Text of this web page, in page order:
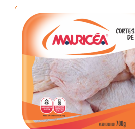
Onde
Canal de
Relatório de
Produtos